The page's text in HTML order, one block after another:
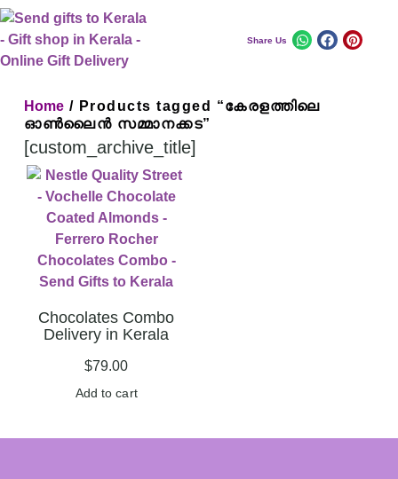
Share Us
Home / Products tagged “കേരളത്തിലെ
ഓൺലൈൻ സമ്മാനക്കട”
[custom_archive_title]
Chocolates Combo
Delivery in Kerala
$79.00
Add to cart